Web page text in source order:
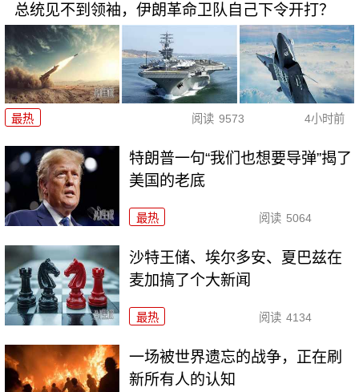
总统见不到领袖，伊朗革命卫队自己下令开打？
最热 阅读 9573 4小时前
特朗普一句“我们也想要导弹”揭了
美国的老底
最热 阅读 5064
沙特王储、埃尔多安、夏巴兹在
麦加搞了个大新闻
最热 阅读 4134
一场被世界遗忘的战争，正在刷
新所有人的认知